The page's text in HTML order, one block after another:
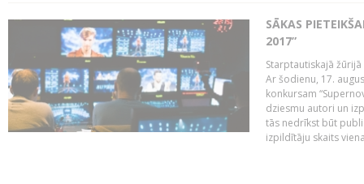
SĀKAS
2017”
Starptautiskajā
Ar šodienu, 17.
konkursam
dziesmu autori un
tās nedrīkst būt
izpildītāju skaits